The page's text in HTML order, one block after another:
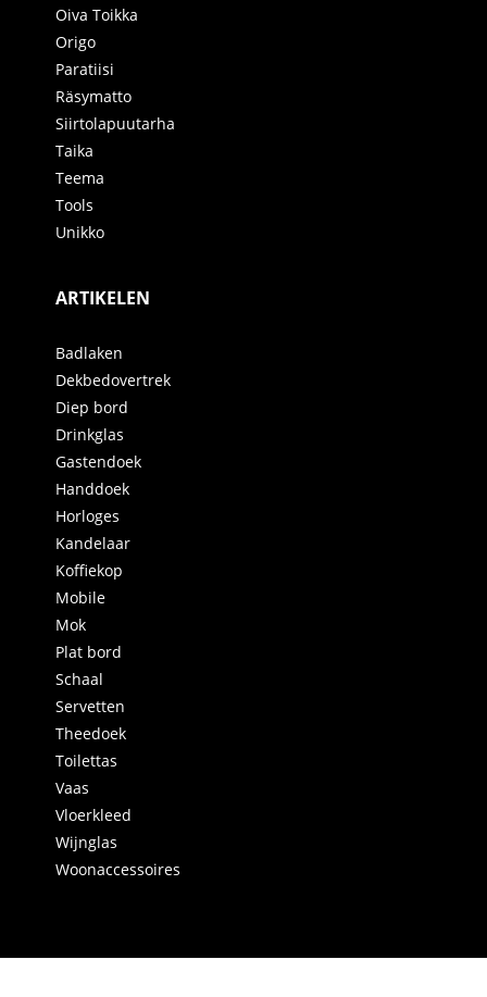
Oiva Toikka
Origo
Paratiisi
Räsymatto
Siirtolapuutarha
Taika
Teema
Tools
Unikko
ARTIKELEN
Badlaken
Dekbedovertrek
Diep bord
Drinkglas
Gastendoek
Handdoek
Horloges
Kandelaar
Koffiekop
Mobile
Mok
Plat bord
Schaal
Servetten
Theedoek
Toilettas
Vaas
Vloerkleed
Wijnglas
Woonaccessoires